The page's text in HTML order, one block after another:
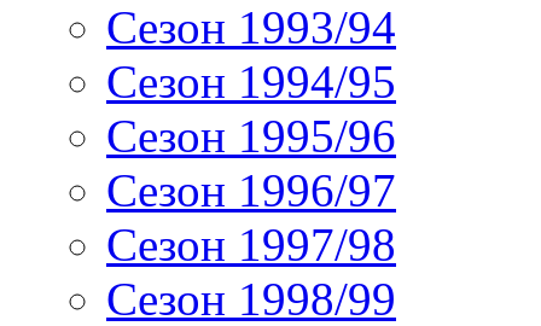
Сезон 1993/94
Сезон 1994/95
Сезон 1995/96
Сезон 1996/97
Сезон 1997/98
Сезон 1998/99